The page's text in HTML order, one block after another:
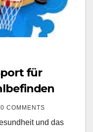
für
0 COMMENTS
und das